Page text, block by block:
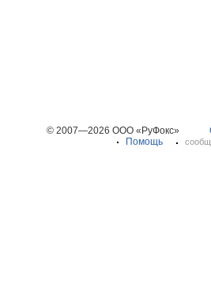
© 2007—2026 ООО «РуФокс»
Помощь